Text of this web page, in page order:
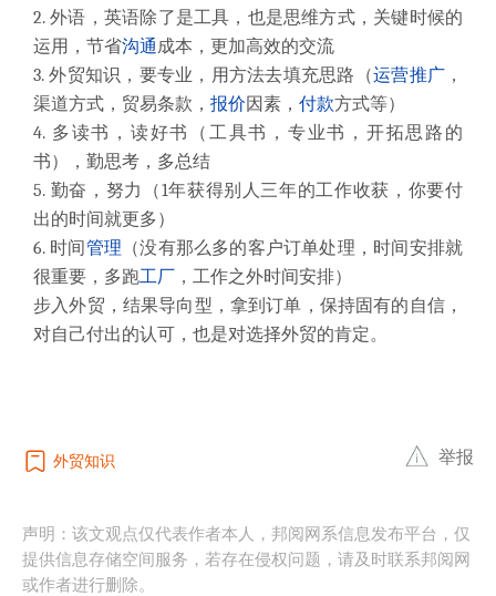
2. 外语，英语除了是工具，也是思维方式，关键时候的
运用，节省沟通成本，更加高效的交流
3. 外贸知识，要专业，用方法去填充思路（运营推广 ，
渠道方式，贸易条款， 报价因素， 付款方式等）
4. 多读书，读好书（工具书，专业书，开拓思路的
书），勤思考，多总结
5. 勤奋，努力（1年获得别人三年的工作收获，你要付
出的时间就更多）
6. 时间管理 （没有那么多的客户订单处理，时间安排就
很重要，多跑工厂 ，工作之外时间安排）
步入外贸，结果导向型，拿到订单，保持固有的自信，
对自己付出的认可，也是对选择外贸的肯定。
外贸知识 举报
声明：该文观点仅代表作者本人，邦阅网系信息发布平台，仅
提供信息存储空间服务，若存在侵权问题，请及时联系邦阅网
或作者进行删除。